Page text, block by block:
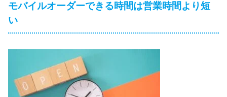
モバイルオーダーできる時間は営業時間より短
い